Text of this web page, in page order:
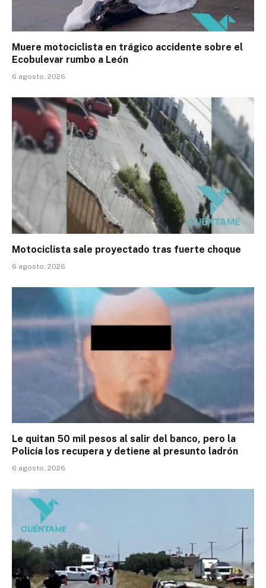
Muere motociclista en trágico accidente sobre el
Ecobulevar rumbo a León
6 agosto, 2026
Motociclista sale proyectado tras fuerte choque
6 agosto, 2026
Le quitan 50 mil pesos al salir del banco, pero la
Policía los recupera y detiene al presunto ladrón
6 agosto, 2026